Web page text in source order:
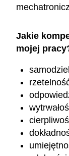
Jakie
mojej